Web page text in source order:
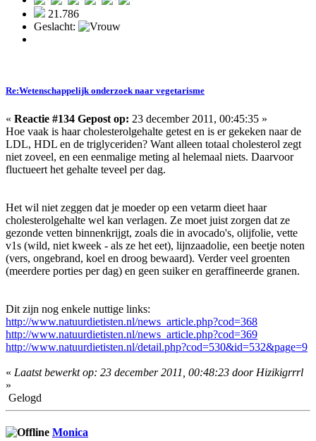
21.786
Geslacht:
Re:Wetenschappelijk onderzoek naar vegetarisme
« Reactie #134 Gepost op: 23 december 2011, 00:45:35 »
Hoe vaak is haar cholesterolgehalte getest en is er gekeken naar de
LDL, HDL en de triglyceriden? Want alleen totaal cholesterol zegt
niet zoveel, en een eenmalige meting al helemaal niets. Daarvoor
fluctueert het gehalte teveel per dag.
Het wil niet zeggen dat je moeder op een vetarm dieet haar
cholesterolgehalte wel kan verlagen. Ze moet juist zorgen dat ze
gezonde vetten binnenkrijgt, zoals die in avocado's, olijfolie, vette
v1s (wild, niet kweek - als ze het eet), lijnzaadolie, een beetje noten
(vers, ongebrand, koel en droog bewaard). Verder veel groenten
(meerdere porties per dag) en geen suiker en geraffineerde granen.
Dit zijn nog enkele nuttige links:
http://www.natuurdietisten.nl/news_article.php?cod=368
http://www.natuurdietisten.nl/news_article.php?cod=369
http://www.natuurdietisten.nl/detail.php?cod=530&id=532&page=9
« Laatst bewerkt op: 23 december 2011, 00:48:23 door Hizikigrrrl
»
Gelogd
Monica